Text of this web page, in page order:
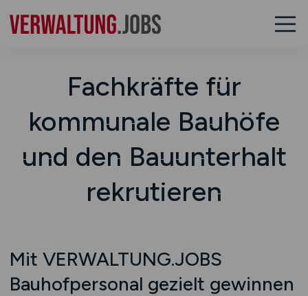
Fachkräfte für
kommunale Bauhöfe
und den Bauunterhalt
rekrutieren
Mit VERWALTUNG.JOBS
Bauhofpersonal gezielt gewinnen